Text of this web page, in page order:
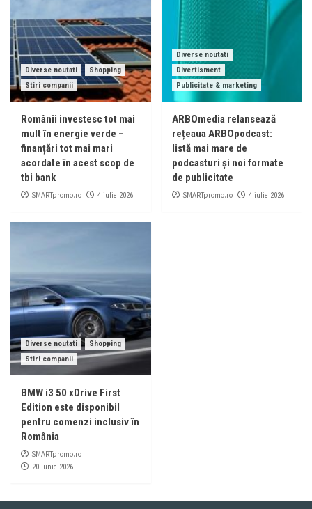
Diverse noutati
Shopping
Stiri companii
Românii investesc tot mai
mult în energie verde –
finanțări tot mai mari
acordate în acest scop de
tbi bank
SMARTpromo.ro 4 iulie 2026
Diverse noutati
Divertisment
Publicitate & marketing
ARBOmedia relansează
rețeaua ARBOpodcast:
listă mai mare de
podcasturi și noi formate
de publicitate
SMARTpromo.ro 4 iulie 2026
Diverse noutati
Shopping
Stiri companii
BMW i3 50 xDrive First
Edition este disponibil
pentru comenzi inclusiv în
România
SMARTpromo.ro
20 iunie 2026